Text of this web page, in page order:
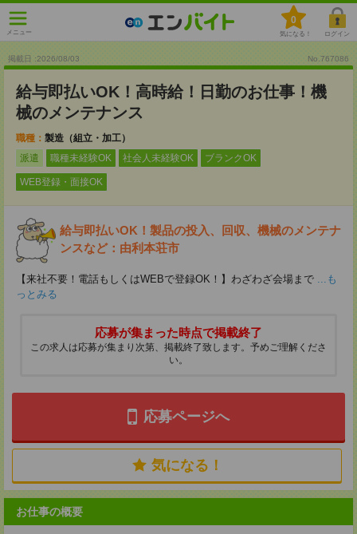
メニュー
0
気になる！ ログイン
掲載日 :2026/08/03 No.767086
給与即払いOK！高時給！日勤のお仕事！機
械のメンテナンス
職種： 製造（組立・加工）
派遣
職種未経験OK 社会人未経験OK ブランクOK
WEB登録・面接OK
給与即払いOK！製品の投入、回収、機械のメンテナ
ンスなど：由利本荘市
【来社不要！電話もしくはWEBで登録OK！】わざわざ会場まで ...も
っとみる
応募が集まった時点で掲載終了
この求人は応募が集まり次第、掲載終了致します。予めご理解くださ
い。
応募ページへ
気になる！
お仕事の概要